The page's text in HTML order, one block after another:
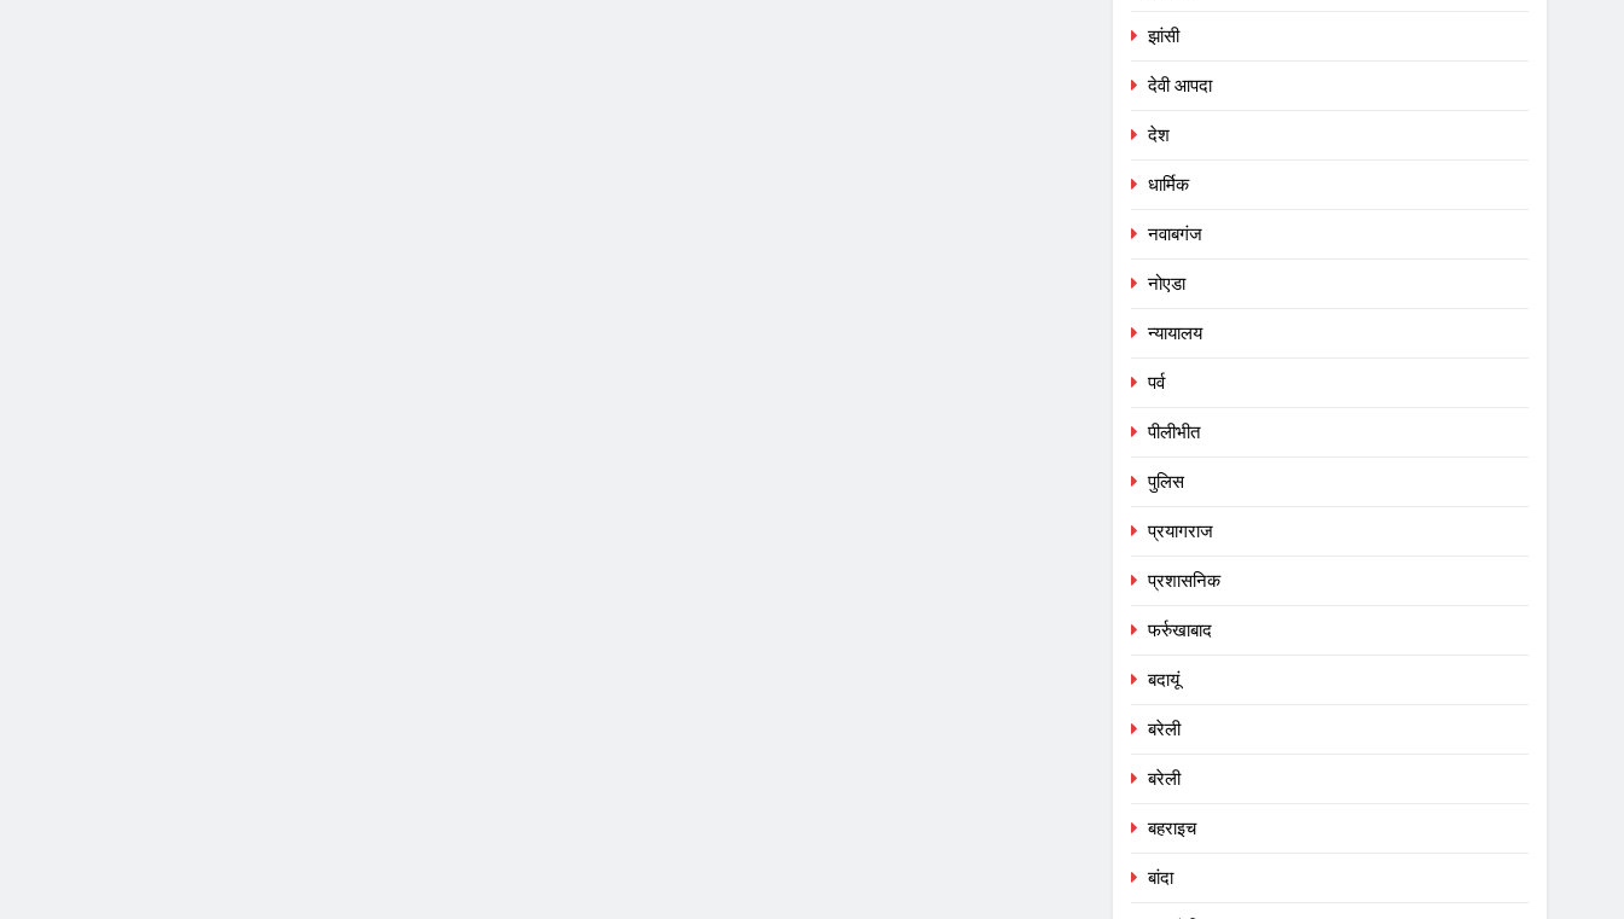
झांसी
देवी आपदा
देश
धार्मिक
नवाबगंज
नोएडा
न्यायालय
पर्व
पीलीभीत
पुलिस
प्रयागराज
प्रशासनिक
फर्रुखाबाद
बदायूं
बरेली
बरेली
बहराइच
बांदा